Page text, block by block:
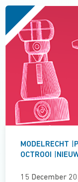
MODELRECHT
OCTROOI
15 December